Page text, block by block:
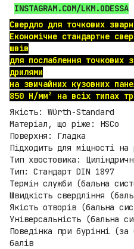
INSTAGRAM.COM/LKM.ODESSA
Свердло для точкових
Економічне стандартне
швів
для послаблення точкових
дрилями
на звичайних кузовних
850 Н/мм² на всіх типах
Якість: Würth-Standard
Матеріал, що ріже: HSCo
Поверхня: Гладка
Підходить для міцності
Тип хвостовика:
Тип: Стандарт DIN 1897
Термін служби (бальна
Швидкість свердління
Якість отворів (бальна
Універсальність (бальна
Поведінка при бурінні
балів